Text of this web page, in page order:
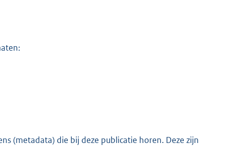
(metadata) die bij deze publicatie horen. Deze zijn